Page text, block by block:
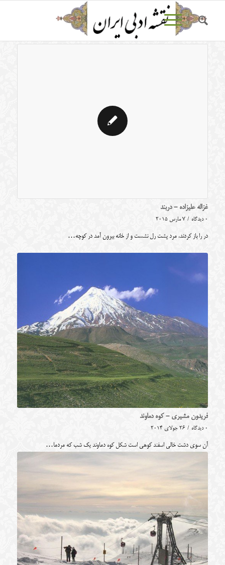
غزاله علیزاده - دربند
0 دیدگاه / 7 مارس 2015
در را باز کردند، مرد پشت رل نشست و از خانه بیرون آمد در کوچه…
فریدون مشیری - كوه دماوند
0 دیدگاه / 26 جولای 2014
آن سوی دشت خالی اسفند کوهی است شکل کوه دماوند یک شب که مردما…